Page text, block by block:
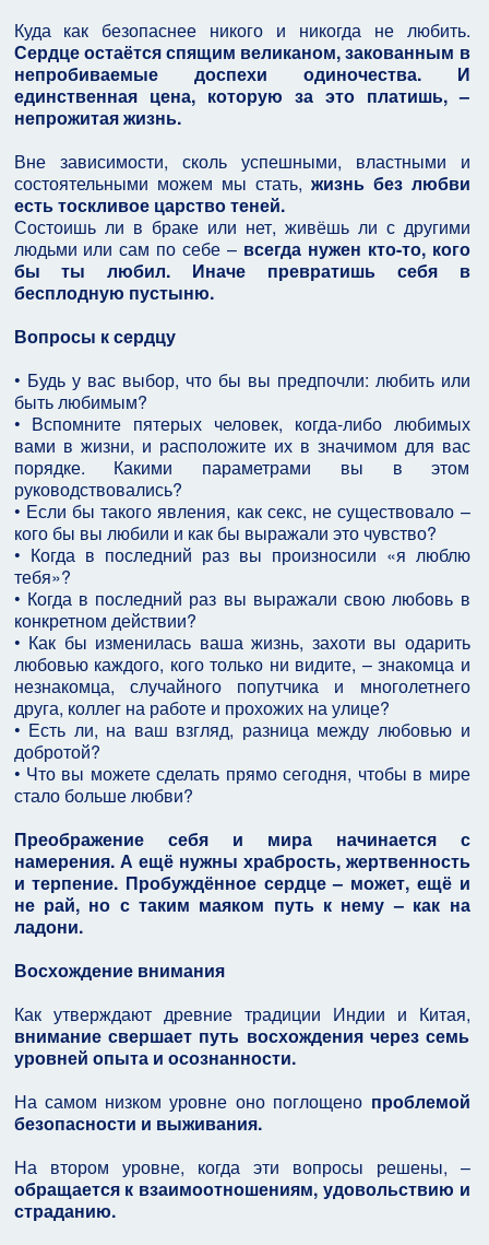
Куда как безопаснее никого и никогда не любить.
Сердце остаётся спящим великаном, закованным в
непробиваемые доспехи одиночества. И
единственная цена, которую за это платишь, –
непрожитая жизнь.
Вне зависимости, сколь успешными, властными и
состоятельными можем мы стать, жизнь без любви
есть тоскливое царство теней.
Состоишь ли в браке или нет, живёшь ли с другими
людьми или сам по себе – всегда нужен кто-то, кого
бы ты любил. Иначе превратишь себя в
бесплодную пустыню.
Вопросы к сердцу
• Будь у вас выбор, что бы вы предпочли: любить или
быть любимым?
• Вспомните пятерых человек, когда-либо любимых
вами в жизни, и расположите их в значимом для вас
порядке. Какими параметрами вы в этом
руководствовались?
• Если бы такого явления, как секс, не существовало –
кого бы вы любили и как бы выражали это чувство?
• Когда в последний раз вы произносили «я люблю
тебя»?
• Когда в последний раз вы выражали свою любовь в
конкретном действии?
• Как бы изменилась ваша жизнь, захоти вы одарить
любовью каждого, кого только ни видите, – знакомца и
незнакомца, случайного попутчика и многолетнего
друга, коллег на работе и прохожих на улице?
• Есть ли, на ваш взгляд, разница между любовью и
добротой?
• Что вы можете сделать прямо сегодня, чтобы в мире
стало больше любви?
Преображение себя и мира начинается с
намерения. А ещё нужны храбрость, жертвенность
и терпение. Пробуждённое сердце – может, ещё и
не рай, но с таким маяком путь к нему – как на
ладони.
Восхождение внимания
Как утверждают древние традиции Индии и Китая,
внимание свершает путь восхождения через семь
уровней опыта и осознанности.
На самом низком уровне оно поглощено проблемой
безопасности и выживания.
На втором уровне, когда эти вопросы решены, –
обращается к взаимоотношениям, удовольствию и
страданию.